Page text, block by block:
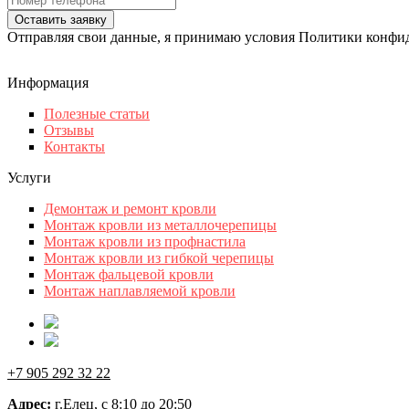
Оставить заявку
Отправляя свои данные, я принимаю условия Политики
Информация
Полезные статьи
Отзывы
Контакты
Услуги
Демонтаж и ремонт кровли
Монтаж кровли из металлочерепицы
Монтаж кровли из профнастила
Монтаж кровли из гибкой черепицы
Монтаж фальцевой кровли
Монтаж наплавляемой кровли
+7 905 292 32 22
Адрес: г.Елец, с 8:10 до 20:50